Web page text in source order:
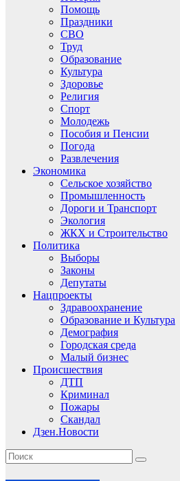
Помощь
Праздники
СВО
Труд
Образование
Культура
Здоровье
Религия
Спорт
Молодежь
Пособия и Пенсии
Погода
Развлечения
Экономика
Сельское хозяйство
Промышленность
Дороги и Транспорт
Экология
ЖКХ и Строительство
Политика
Выборы
Законы
Депутаты
Нацпроекты
Здравоохранение
Образование и Культура
Демография
Городская среда
Малый бизнес
Происшествия
ДТП
Криминал
Пожары
Скандал
Дзен.Новости